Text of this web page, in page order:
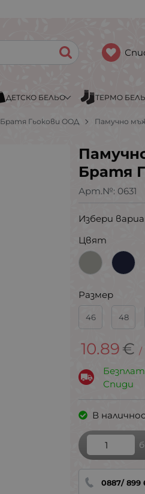
ДЕТСКО БЕЛЬО ТЕРМО
Братя Гьокови ООД Памучно
Братя
Арт.№: 0631
Избери
Цвят
Размер
46 48
10.89€ /
Спиди
В
0887/ 899